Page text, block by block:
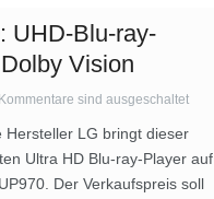
UHD-Blu-ray-
Vision
Kommentare sind ausgeschaltet
Hersteller LG bringt dieser
Ultra HD Blu-ray-Player auf
Der Verkaufspreis soll